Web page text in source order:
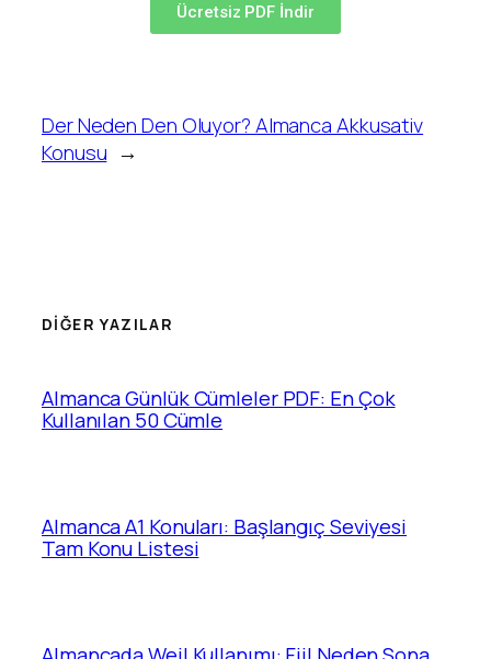
Ücretsiz PDF İndir
Der Neden Den Oluyor? Almanca Akkusativ
Konusu →
DİĞER YAZILAR
Almanca Günlük Cümleler PDF: En Çok
Kullanılan 50 Cümle
Almanca A1 Konuları: Başlangıç Seviyesi
Tam Konu Listesi